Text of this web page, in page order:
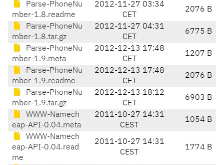
Parse-PhoneNu
mber-1.8.readme
2012-11-27 03:34
CET
2076 B
Parse-PhoneNu
mber-1.8.tar.gz
2012-11-27 04:31
CET
6775 B
Parse-PhoneNu
mber-1.9.meta
2012-12-13 17:48
CET
1207 B
Parse-PhoneNu
mber-1.9.readme
2012-12-13 17:48
CET
2076 B
Parse-PhoneNu
mber-1.9.tar.gz
2012-12-13 18:12
CET
6903 B
WWW-Namech
eap-API-0.04.meta
2011-10-27 14:31
CEST
1054 B
WWW-Namech
eap-API-0.04.read
me
2011-10-27 14:31
CEST
1774 B